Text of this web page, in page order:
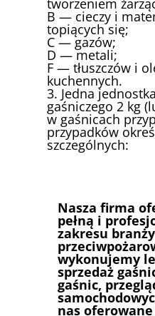
B — cieczy i
topiących się;
C — gazów;
D — metali;
F — tłuszczów i
kuchennych.
3. Jedna
gaśniczego 2 kg
w gaśnicach
przypadków
szczególnych:
Nasza firma
pełną i
zakresu branży
wykonujemy
sprzedaż
gaśnic,
nas oferowane